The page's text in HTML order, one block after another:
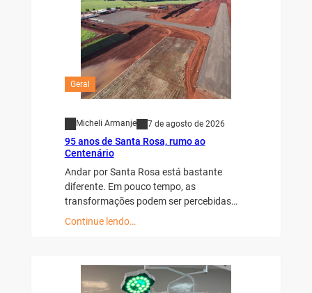
Geral
Micheli Armanje 7 de agosto de 2026
95 anos de Santa Rosa, rumo ao
Centenário
Andar por Santa Rosa está bastante
diferente. Em pouco tempo, as
transformações podem ser percebidas…
Continue lendo…